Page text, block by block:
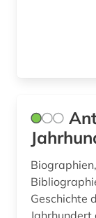
Geschichte